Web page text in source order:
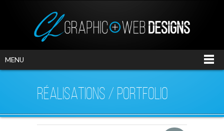
MENU
RÉALISATIONS / PORTFOLIO